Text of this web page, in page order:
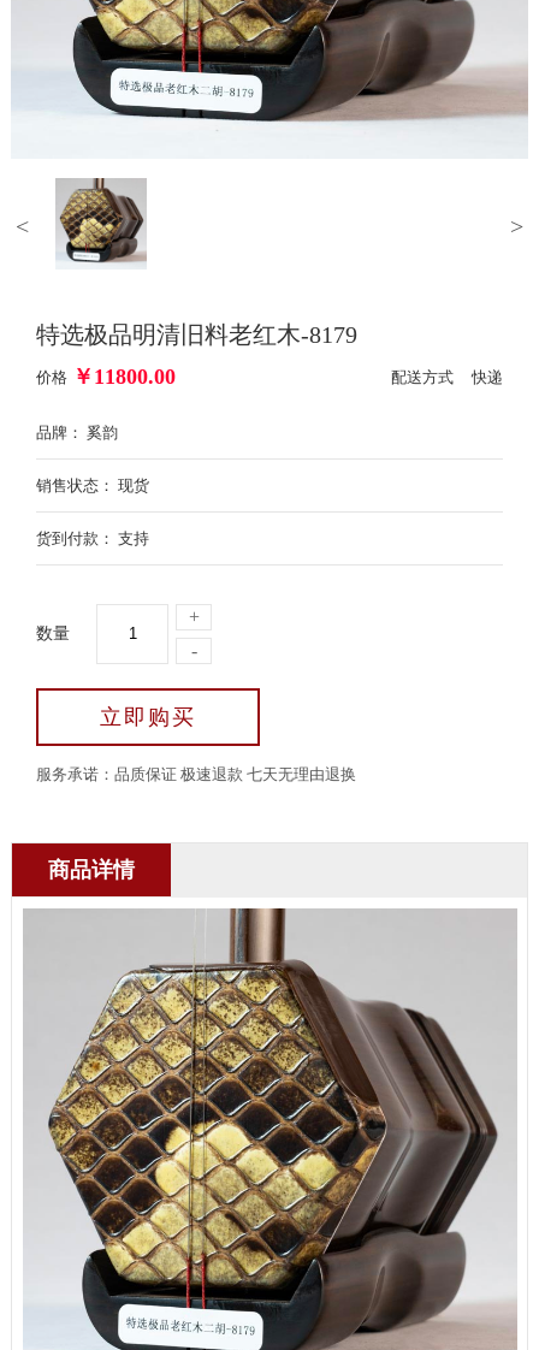
< >
特选极品明清旧料老红木-8179
价格 ￥ 11800.00 配送方式 快递
品牌： 奚韵
销售状态： 现货
货到付款： 支持
数量
-
+
立即购买
服务承诺：品质保证 极速退款 七天无理由退换
商品详情